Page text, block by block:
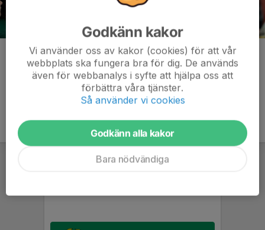
Kommentarer
Godkänn kakor
Vi använder oss av kakor (cookies) för att vår
webbplats ska fungera bra för dig. De används
även för webbanalys i syfte att hjälpa oss att
förbättra våra tjänster.
Så använder vi cookies
Godkänn alla kakor
Bara nödvändiga